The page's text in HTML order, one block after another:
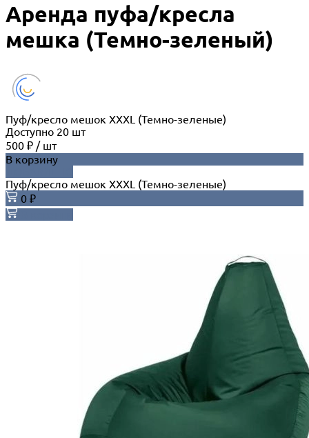
Аренда пуфа/кресла
мешка (Темно-зеленый)
Пуф/кресло мешок XXXL (Темно-зеленые)
Доступно 20 шт
500 ₽ / шт
В корзину
Пуф/кресло мешок XXXL (Темно-зеленые)
0 ₽